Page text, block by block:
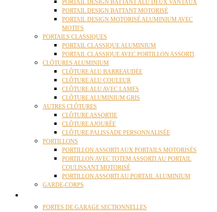
PORTAIL DESIGN BATTANT ALU DEUX VANTAUX
PORTAIL DESIGN BATTANT MOTORISÉ
PORTAIL DESIGN MOTORISÉ ALUMINIUM AVEC
MOTIFS
PORTAILS CLASSIQUES
PORTAIL CLASSIQUE ALUMINIUM
PORTAIL CLASSIQUE AVEC PORTILLON ASSORTI
CLÔTURES ALUMINIUM
CLÔTURE ALU BARREAUDÉE
CLÔTURE ALU COULEUR
CLÔTURE ALU AVEC LAMES
CLÔTURE ALUMINIUM GRIS
AUTRES CLÔTURES
CLÔTURE ASSORTIE
CLÔTURE AJOURÉE
CLÔTURE PALISSADE PERSONNALISÉE
PORTILLONS
PORTILLON ASSORTI AUX PORTAILS MOTORISÉS
PORTILLON AVEC TOTEM ASSORTI AU PORTAIL
COULISSANT MOTORISÉ
PORTILLON ASSORTI AU PORTAIL ALUMINIUM
GARDE-CORPS
PORTES DE GARAGE SECTIONNELLES